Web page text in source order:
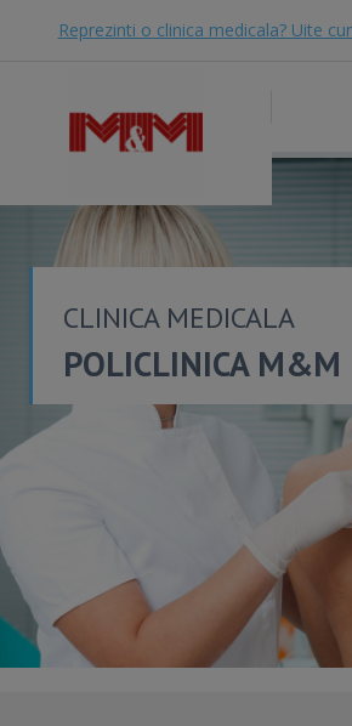
Reprezinti o clinica medicala? Uite
CLINICA MEDICALA
POLICLINICA M&M